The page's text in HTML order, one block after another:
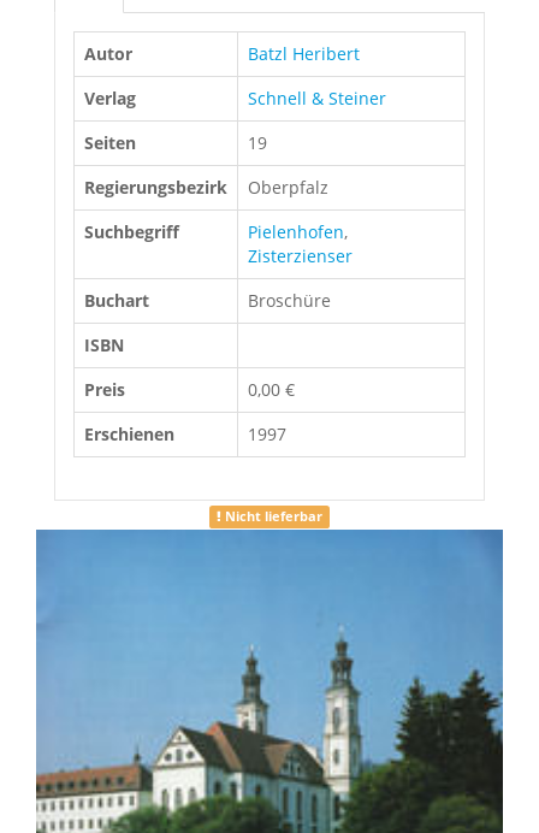
Autor
Batzl Heribert
Verlag
Schnell & Steiner
Seiten
19
Regierungsbezirk
Oberpfalz
Suchbegriff
Pielenhofen,
Zisterzienser
Buchart
Broschüre
ISBN
Preis
0,00 €
Erschienen
1997
Nicht lieferbar